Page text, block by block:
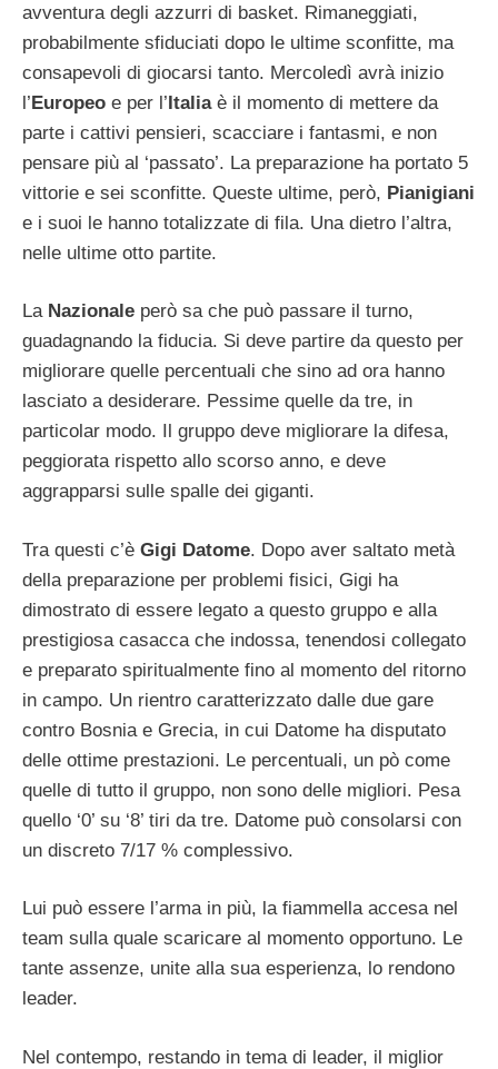
avventura degli azzurri di basket. Rimaneggiati,
probabilmente sfiduciati dopo le ultime sconfitte, ma
consapevoli di giocarsi tanto. Mercoledì avrà inizio
l’Europeo e per l’Italiaè il momento di mettere da
parte i cattivi pensieri, scacciare i fantasmi, e non
pensare più al ‘passato’. La preparazione ha portato 5
vittorie e sei sconfitte. Queste ultime, però, Pianigiani
e i suoi le hanno totalizzate di fila. Una dietro l’altra,
nelle ultime otto partite.
La Nazionale però sa che può passare il turno,
guadagnando la fiducia. Si deve partire da questo per
migliorare quelle percentuali che sino ad ora hanno
lasciato a desiderare. Pessime quelle da tre, in
particolar modo. Il gruppo deve migliorare la difesa,
peggiorata rispetto allo scorso anno, e deve
aggrapparsi sulle spalle dei giganti.
Tra questi c’è Gigi Datome. Dopo aver saltato metà
della preparazione per problemi fisici, Gigi ha
dimostrato di essere legato a questo gruppo e alla
prestigiosa casacca che indossa, tenendosi collegato
e preparato spiritualmente fino al momento del ritorno
in campo. Un rientro caratterizzato dalle due gare
contro Bosnia e Grecia, in cui Datome ha disputato
delle ottime prestazioni. Le percentuali, un pò come
quelle di tutto il gruppo, non sono delle migliori. Pesa
quello ‘0’ su ‘8’ tiri da tre. Datome può consolarsi con
un discreto 7/17 % complessivo.
Lui può essere l’arma in più, la fiammella accesa nel
team sulla quale scaricare al momento opportuno. Le
tante assenze, unite alla sua esperienza, lo rendono
leader.
Nel contempo, restando in tema di leader, il miglior